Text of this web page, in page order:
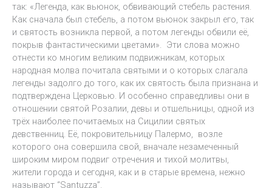
так: «Легенда, как вьюнок, обвивающий стебель растения.
Как сначала был стебель, а потом вьюнок закрыл его, так
и святость возникла первой, а потом легенды обвили её,
покрыв фантастическими цветами». Эти слова можно
отнести ко многим великим подвижникам, которых
народная молва почитала святыми и о которых слагала
легенды задолго до того, как их святость была признана и
подтверждена Церковью. И особенно справедливы они в
отношении святой Розалии, девы и отшельницы, одной из
трёх наиболее почитаемых на Сицилии святых
девственниц. Её, покровительницу Палермо, возле
которого она совершила свой, вначале незамеченный
широким миром подвиг отречения и тихой молитвы,
жители города и сегодня, как и в старые времена, нежно
называют “Santuzza”.